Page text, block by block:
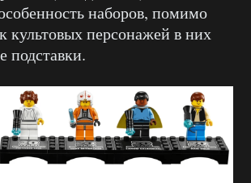
наборов, помимо
культовых персонажей в них
подставки.